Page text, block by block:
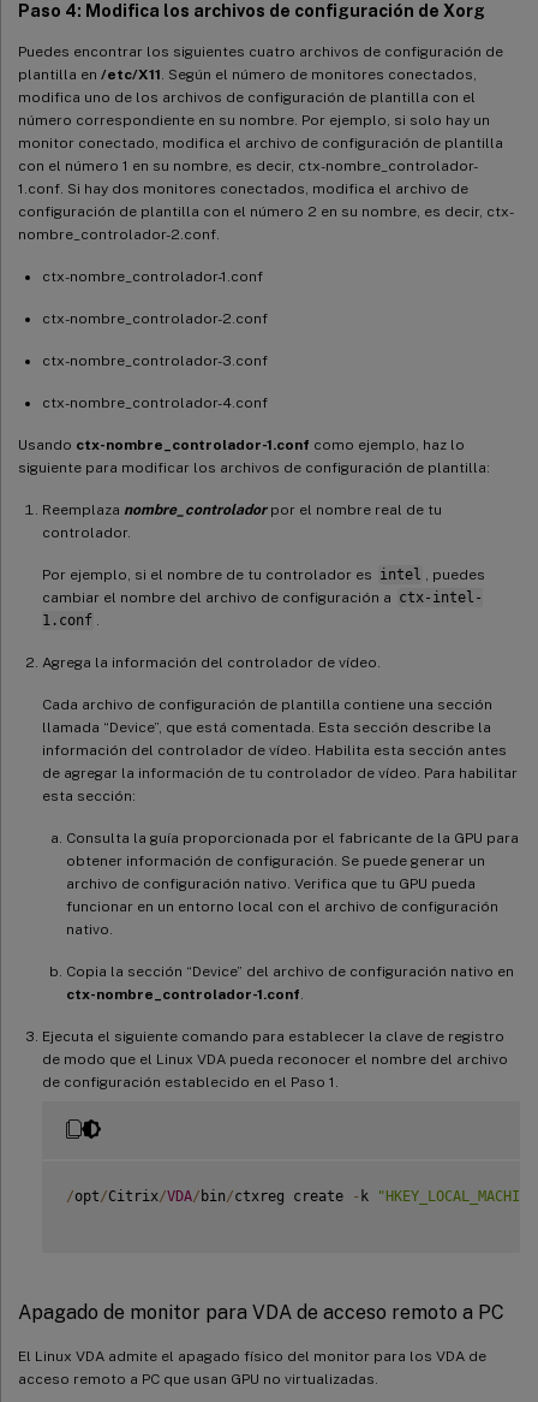
Paso 4: Modifica los archivos de configuración de Xorg
Puedes encontrar los siguientes cuatro archivos de configuración de
plantilla en /etc/X11 . Según el número de monitores conectados,
modifica uno de los archivos de configuración de plantilla con el
número correspondiente en su nombre. Por ejemplo, si solo hay un
monitor conectado, modifica el archivo de configuración de plantilla
con el número 1 en su nombre, es decir, ctx-nombre_controlador-
1.conf. Si hay dos monitores conectados, modifica el archivo de
configuración de plantilla con el número 2 en su nombre, es decir, ctx-
nombre_controlador-2.conf.
ctx-nombre_controlador-1.conf
ctx-nombre_controlador-2.conf
ctx-nombre_controlador-3.conf
ctx-nombre_controlador-4.conf
Usando ctx-nombre_controlador-1.conf como ejemplo, haz lo
siguiente para modificar los archivos de configuración de plantilla:
Reemplaza nombre_controladorpor el nombre real de tu
controlador.
Por ejemplo, si el nombre de tu controlador es intel
, puedes
cambiar el nombre del archivo de configuración a ctx-intel-
1.conf
Agrega la información del controlador de vídeo.
Cada archivo de configuración de plantilla contiene una sección
llamada “Device”, que está comentada. Esta sección describe la
información del controlador de vídeo. Habilita esta sección antes
de agregar la información de tu controlador de vídeo. Para habilitar
esta sección:
Consulta la guía proporcionada por el fabricante de la GPU para
obtener información de configuración. Se puede generar un
archivo de configuración nativo. Verifica que tu GPU pueda
funcionar en un entorno local con el archivo de configuración
nativo.
Copia la sección “Device” del archivo de configuración nativo en
ctx-nombre_controlador-1.conf
Ejecuta el siguiente comando para establecer la clave de registro
de modo que el Linux VDA pueda reconocer el nombre del archivo
de configuración establecido en el Paso 1.
/opt/Citrix/VDA/ bin/ctxreg create - k
Apagado de monitor para VDA de acceso remoto a PC
El Linux VDA admite el apagado físico del monitor para los VDA de
acceso remoto a PC que usan GPU no virtualizadas.